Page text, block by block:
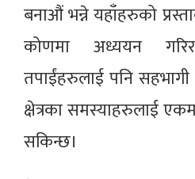
बनाऔं भन्ने यहाँहरुको
कोणमा अध्ययन
तपाईंहरुलाई पनि
क्षेत्रका समस्याहरुलाई
सकिन्छ।